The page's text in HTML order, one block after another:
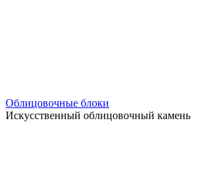
Облицовочные блоки
Искусственный облицовочный камень